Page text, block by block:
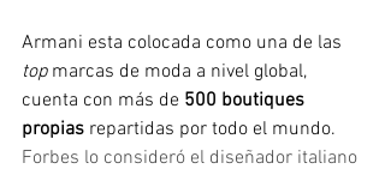
Armani esta colocada como una de las
top marcas de moda a nivel global,
cuenta con más de 500 boutiques
propias repartidas por todo el mundo.
Forbes lo consideró el diseñador italiano